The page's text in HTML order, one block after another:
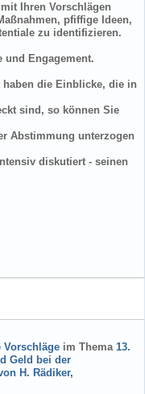
Ihren Vorschlägen
pfiffige Ideen,
zu identifizieren.
und Engagement.
haben die Einblicke, die in
sind, so können Sie
Abstimmung unterzogen
diskutiert - seinen
im Thema 13.
Geld bei der
H. Rädiker,